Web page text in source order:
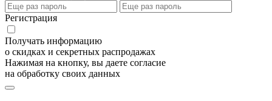
Регистрация
Получать информацию
о скидках и секретных распродажах
Нажимая на кнопку, вы даете согласие
на обработку своих данных